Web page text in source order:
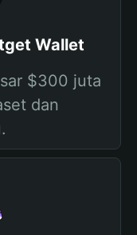
Wallet
$300 juta
dan